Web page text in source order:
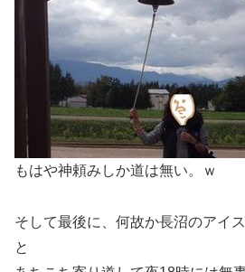
もはや神頼みしか道は無い。ｗ
そして最後に、何故か長沼のアイ
と